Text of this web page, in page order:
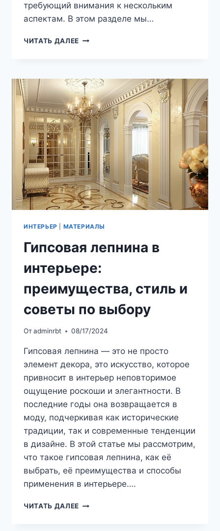
требующий внимания к нескольким
аспектам. В этом разделе мы…
ЧИТАТЬ ДАЛЕЕ КАК
ИЗ
ШЕФЛЕРЫ
ДЛЯ
ВАШЕГО
ДОМА?
ИНТЕРЬЕР МАТЕРИАЛЫ
Гипсовая лепнина в
интерьере:
преимущества, стиль и
советы по выбору
Отadminrbt 08/17/2024
Гипсовая лепнина — это не просто
элемент декора, это искусство, которое
привносит в интерьер неповторимое
ощущение роскоши и элегантности. В
последние годы она возвращается в
моду, подчеркивая как исторические
традиции, так и современные тенденции
в дизайне. В этой статье мы рассмотрим,
что такое гипсовая лепнина, как её
выбрать, её преимущества и способы
применения в интерьере….
ЧИТАТЬ ДАЛЕЕ ГИПСОВАЯ